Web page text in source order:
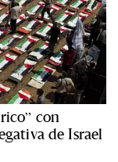
con
de Israel